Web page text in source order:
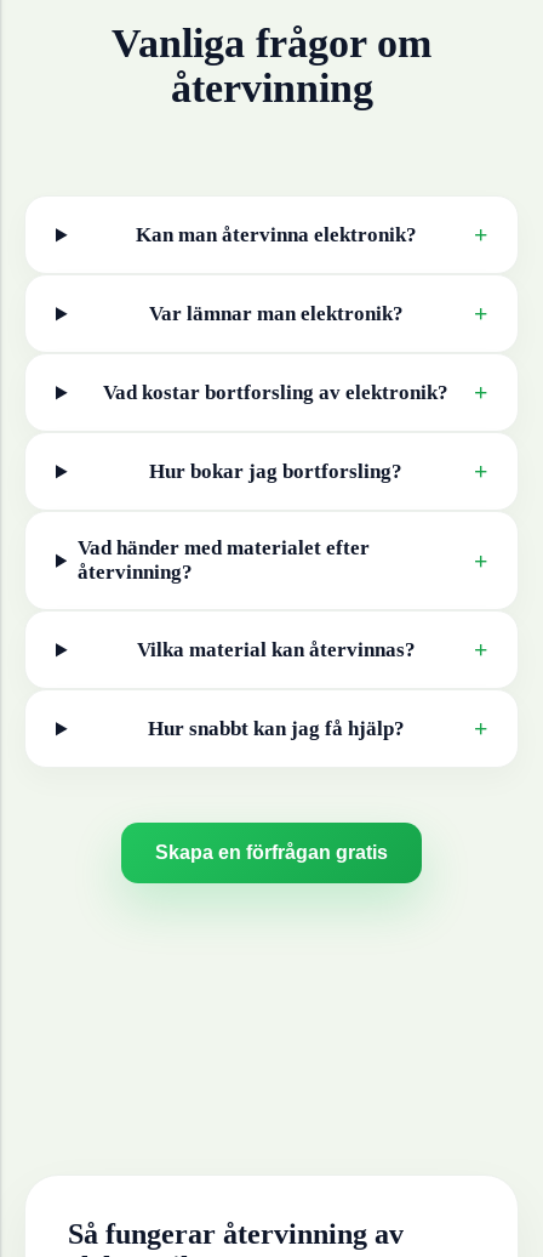
Vanliga frågor om
återvinning
Kan man återvinna elektronik? +
Var lämnar man elektronik? +
Vad kostar bortforsling av elektronik? +
Hur bokar jag bortforsling? +
Vad händer med materialet efter
återvinning?
+
Vilka material kan återvinnas? +
Hur snabbt kan jag få hjälp? +
Skapa en förfrågan gratis
Så fungerar återvinning av